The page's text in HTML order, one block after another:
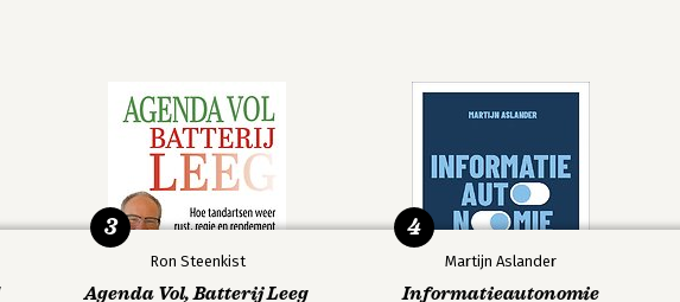
Ron Steenkist
Agenda Vol, Batterij Leeg
3
Martijn Aslander
Informatieautonomie
4